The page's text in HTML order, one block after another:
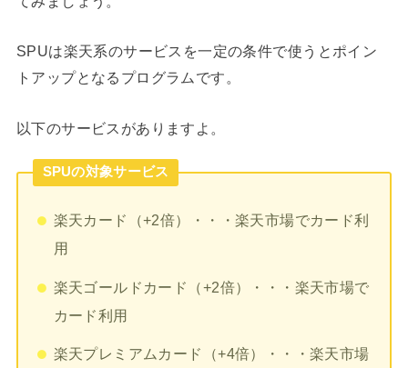
SPUは楽天系のサービスを一定の条件で使うとポイン
トアップとなるプログラムです。
以下のサービスがありますよ。
SPUの対象サービス
楽天カード（+2倍）・・・楽天市場でカード利
用
楽天ゴールドカード（+2倍）・・・楽天市場で
カード利用
楽天プレミアムカード（+4倍）・・・楽天市場